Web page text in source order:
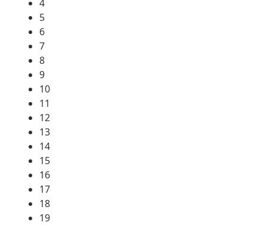
4
5
6
7
8
9
10
11
12
13
14
15
16
17
18
19